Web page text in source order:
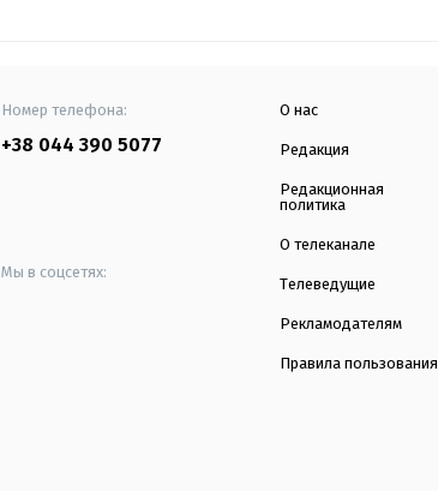
Номер телефона:
+38 044 390 5077
Мы в соцсетях:
О нас
Редакция
Редакционная
политика
О телеканале
Телеведущие
Рекламодателям
Правила пользования